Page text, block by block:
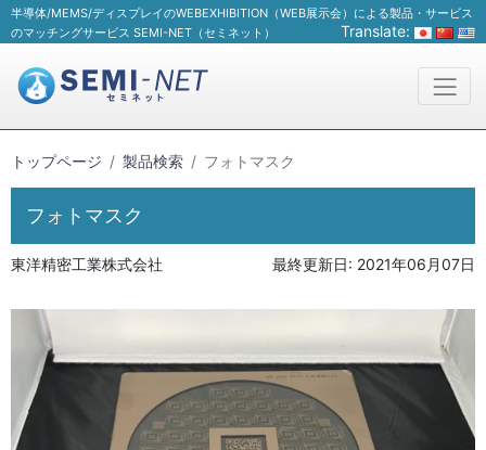
半導体/MEMS/ディスプレイのWEBEXHIBITION（WEB展示会）による製品・サービス
のマッチングサービス SEMI-NET（セミネット）
Translate:
トップページ 製品検索 フォトマスク
フォトマスク
東洋精密工業株式会社 最終更新日: 2021年06月07日